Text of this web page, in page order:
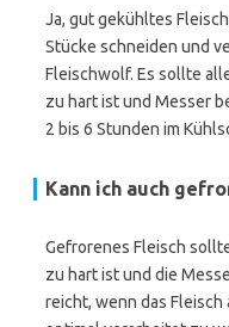
Ja, gut gekühltes
Stücke schneiden und
Fleischwolf. Es sollte
zu hart ist und Messer
2 bis 6 Stunden im
Kann ich auch
Gefrorenes Fleisch
zu hart ist und die
reicht, wenn das